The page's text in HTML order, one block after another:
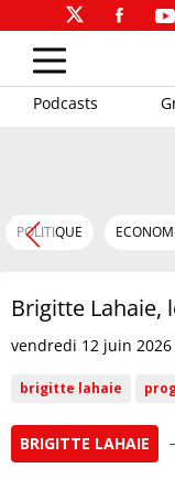
Podcasts
POLITIQUE
Brigitte Lahaie,
vendredi 12 juin 2026
brigitte lahaie
BRIGITTE LAHAIE